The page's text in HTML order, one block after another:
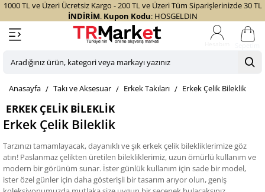
1000 TL ve Üzeri Ücretsiz Kargo - 200 TL ve Üzeri Tüm Siparişlerinizde 30 TL
İNDİRİM. Kupon Kodu: HOSGELDIN
Aradığınız
kategori
veya
markayı
yazınız
ERKEK ÇELIK BILEKLIK
homeTakı ve Aksesuar Erkek Takıları Erkek Çelik Bileklik
Erkek Çelik Bileklik
Tarzınızı tamamlayacak, dayanıklı ve şık erkek çelik bilekliklerimize göz
atın! Paslanmaz çelikten üretilen bilekliklerimiz, uzun ömürlü kullanım ve
modern bir görünüm sunar. İster günlük kullanım için sade bir model,
ister özel günler için daha gösterişli bir tasarım arıyor olun, geniş